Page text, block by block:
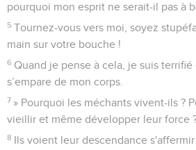
pourquoi mon esprit ne serait-il pas à
5 Tournez-vous vers moi, soyez
main sur votre bouche !
6 Quand je pense à cela, je suis
s’empare de mon corps.
7 » Pourquoi les méchants vivent-ils ?
vieillir et même développer leur force
8 Ils voient leur descendance